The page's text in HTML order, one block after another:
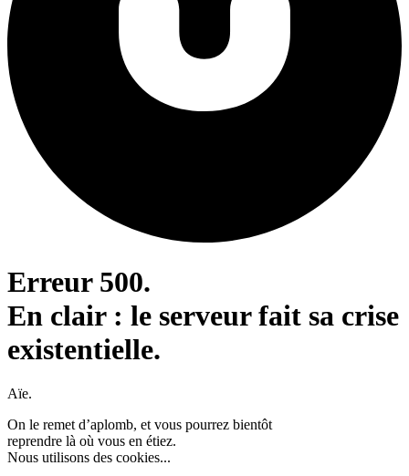
Erreur 500.
En clair : le serveur fait sa crise
existentielle.
Aïe.
On le remet d’aplomb, et vous pourrez bientôt
reprendre là où vous en étiez.
Nous utilisons des cookies...